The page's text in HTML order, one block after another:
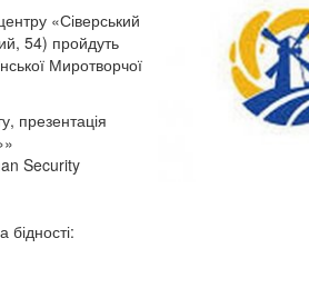
«Сіверський
54) пройдуть
Миротворчої
презентація
Security